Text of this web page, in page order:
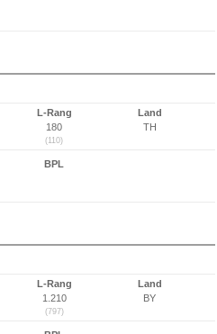
L-Rang
180
(110)
Land
TH
BPL
L-Rang
1.210
(797)
Land
BY